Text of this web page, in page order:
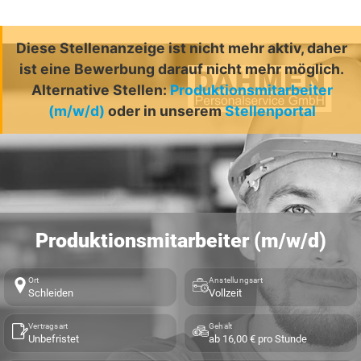
Diese Stellenanzeige ist nicht mehr aktiv, daher
ist eine Bewerbung darauf nicht mehr möglich.
Alternative Stellen:Produktionsmitarbeiter
(m/w/d) oder in unseremStellenportal
Produktionsmitarbeiter (m/w/d)
Ort
Schleiden
Anstellungsart
Vollzeit
Vertragsart
Unbefristet
Gehalt
ab 16,00 € pro Stunde